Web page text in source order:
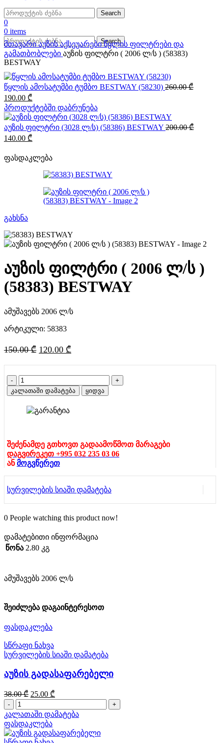
Search
0
0 items
Search
მთავარიაუზის აქსეუარებიწყლის ფილტრები და
გამათბობლები აუზის ფილტრი ( 2006 ლ/ს ) (58383)
BESTWAY
წყლის ამოსატუმბი ტუმბო BESTWAY (58230) 260.00₾
Original
price
was:
260.00 ₾.
190.00 ₾
price
is:
190.00 ₾.
პროდუქტებში დაბრუნება
აუზის ფილტრი (3028 ლ/ს) (58386) BESTWAY 200.00₾
Original
was:
200.00 ₾.
140.00 ₾
140.00 ₾.
ფასდაკლება
გახსნა
აუზის ფილტრი ( 2006 ლ/ს )
(58383) BESTWAY
ამუშავებს 2006 ლ/ს
არტიკული: 58383
150.00₾ Original
was:
120.00 ₾Current
is:
რაოდენობა:
აუზის
ფილტრი
2006
)
(58383)
BESTWAY
კალათაში დამატება ყიდვა
შეძენამდე გთხოვთ გადაამოწმოთ მარაგები
დაგვირეკეთ +995 032 235 03 06
ანმოგვწერეთ
სურვილების სიაში დამატება
0 People watching this product now!
დამატებითი ინფორმაცია
წონა 2.80 კგ
ამუშავებს 2006 ლ/ს
შეიძლება დაგაინტერესოთ
ფასდაკლება
სწრაფი ნახვა
სურვილების სიაში დამატება
აუზის გადასაფარებელი
38.00₾ Original
price
was:
38.00 ₾.
25.00 ₾
price
is:
25.00 ₾.
რაოდენობა:
აუზის
გადასაფარებელი
კალათაში დამატება
ფასდაკლება